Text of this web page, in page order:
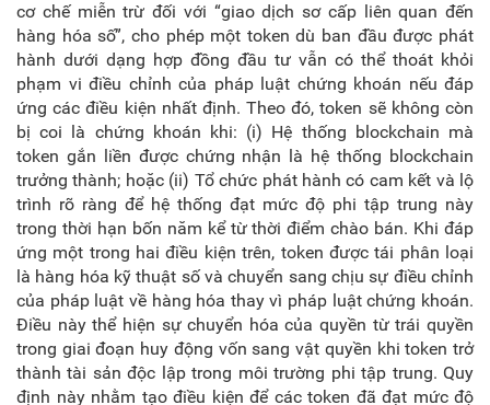
cơ chế miễn trừ đối với “giao dịch sơ cấp liên quan đến
hàng hóa số”, cho phép một token dù ban đầu được phát
hành dưới dạng hợp đồng đầu tư vẫn có thể thoát khỏi
phạm vi điều chỉnh của pháp luật chứng khoán nếu đáp
ứng các điều kiện nhất định. Theo đó, token sẽ không còn
bị coi là chứng khoán khi: (i) Hệ thống blockchain mà
token gắn liền được chứng nhận là hệ thống blockchain
trưởng thành; hoặc (ii) Tổ chức phát hành có cam kết và lộ
trình rõ ràng để hệ thống đạt mức độ phi tập trung này
trong thời hạn bốn năm kể từ thời điểm chào bán. Khi đáp
ứng một trong hai điều kiện trên, token được tái phân loại
là hàng hóa kỹ thuật số và chuyển sang chịu sự điều chỉnh
của pháp luật về hàng hóa thay vì pháp luật chứng khoán.
Điều này thể hiện sự chuyển hóa của quyền từ trái quyền
trong giai đoạn huy động vốn sang vật quyền khi token trở
thành tài sản độc lập trong môi trường phi tập trung. Quy
định này nhằm tạo điều kiện để các token đã đạt mức độ